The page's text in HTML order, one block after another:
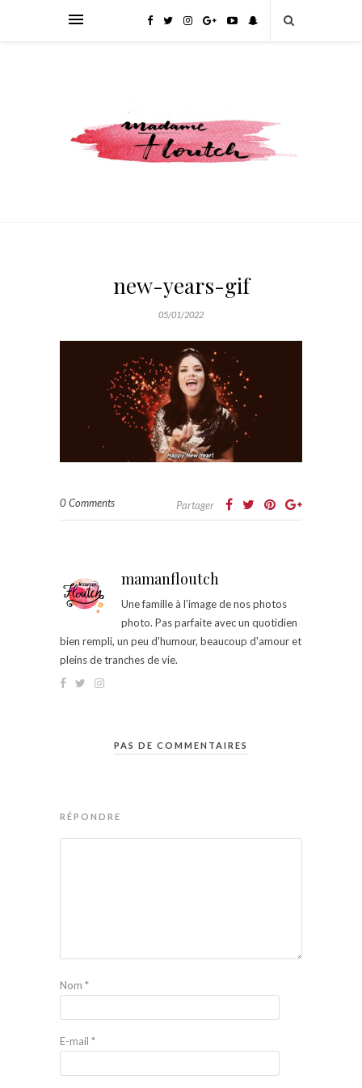
new-years-gif
05/01/2022
0 Comments Partager
mamanfloutch
Une famille à l'image de nos photos
photo. Pas parfaite avec un quotidien
bien rempli, un peu d'humour, beaucoup d'amour et
pleins de tranches de vie.
PAS DE COMMENTAIRES
RÉPONDRE
Nom *
E-mail *